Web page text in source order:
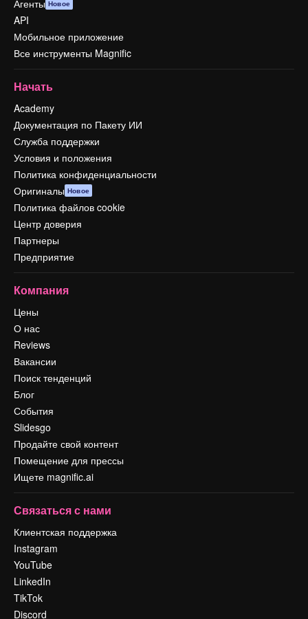
Агенты Новое
API
Мобильное приложение
Все инструменты Magnific
Начать
Academy
Документация по Пакету ИИ
Служба поддержки
Условия и положения
Политика конфиденциальности
Оригиналы Новое
Политика файлов cookie
Центр доверия
Партнеры
Предприятие
Компания
Цены
О нас
Reviews
Вакансии
Поиск тенденций
Блог
События
Slidesgo
Продайте свой контент
Помещение для прессы
Ищете magnific.ai
Связаться с нами
Клиентская поддержка
Instagram
YouTube
LinkedIn
TikTok
Discord